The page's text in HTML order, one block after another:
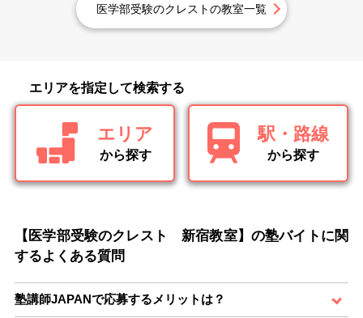
医学部受験のクレストの教室一覧
エリアを指定して検索する
エリア
から探す
駅・路線
から探す
【医学部受験のクレスト 新宿教室】の塾バイトに関
するよくある質問
塾講師JAPANで応募するメリットは？